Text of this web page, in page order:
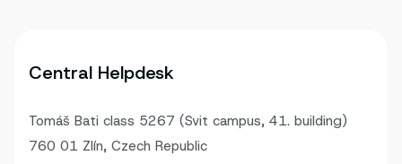
Central Helpdesk
Tomáš Bati class 5267 (Svit campus, 41. building)
760 01 Zlín, Czech Republic